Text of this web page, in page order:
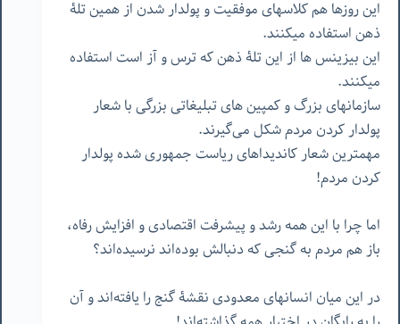
این روزها هم کلاسهای موفقیت و پولدار شدن از همین تلۀ
ذهن استفاده میکنند.
این بیزینس ها از این تلۀ ذهن که ترس و آز است استفاده
میکنند.
سازمانهای بزرگ و کمپین های تبلیغاتی بزرگی با شعار
پولدار کردن مردم شکل می‌گیرند.
مهمترین شعار کاندیداهای ریاست جمهوری شده پولدار
کردن مردم!
اما چرا با این همه رشد و پیشرفت اقتصادی و افزایش رفاه،
باز هم مردم به گنجی که دنبالش بوده‌اند نرسیده‌اند؟
در این میان انسانهای معدودی نقشۀ گنج را یافته‌اند و آن